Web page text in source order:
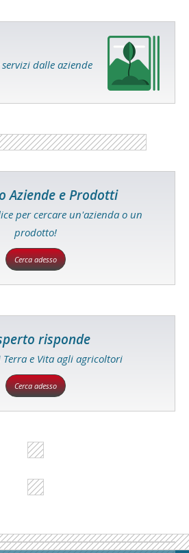
dalle aziende
Aziende e Prodotti
per cercare un'azienda o un
prodotto!
Cerca adesso
risponde
e Vita agli agricoltori
Cerca adesso